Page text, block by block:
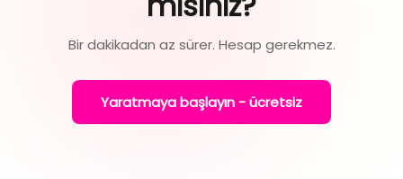
Bir dakikadan az sürer. Hesap gerekmez.
Yaratmaya başlayın - ücretsiz